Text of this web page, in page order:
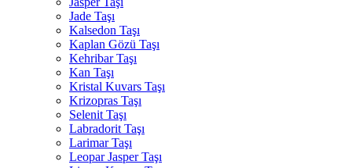
Jade Taşı
Kalsedon Taşı
Kaplan Gözü Taşı
Kehribar Taşı
Kan Taşı
Kristal Kuvars Taşı
Krizopras Taşı
Selenit Taşı
Labradorit Taşı
Larimar Taşı
Leopar Jasper Taşı